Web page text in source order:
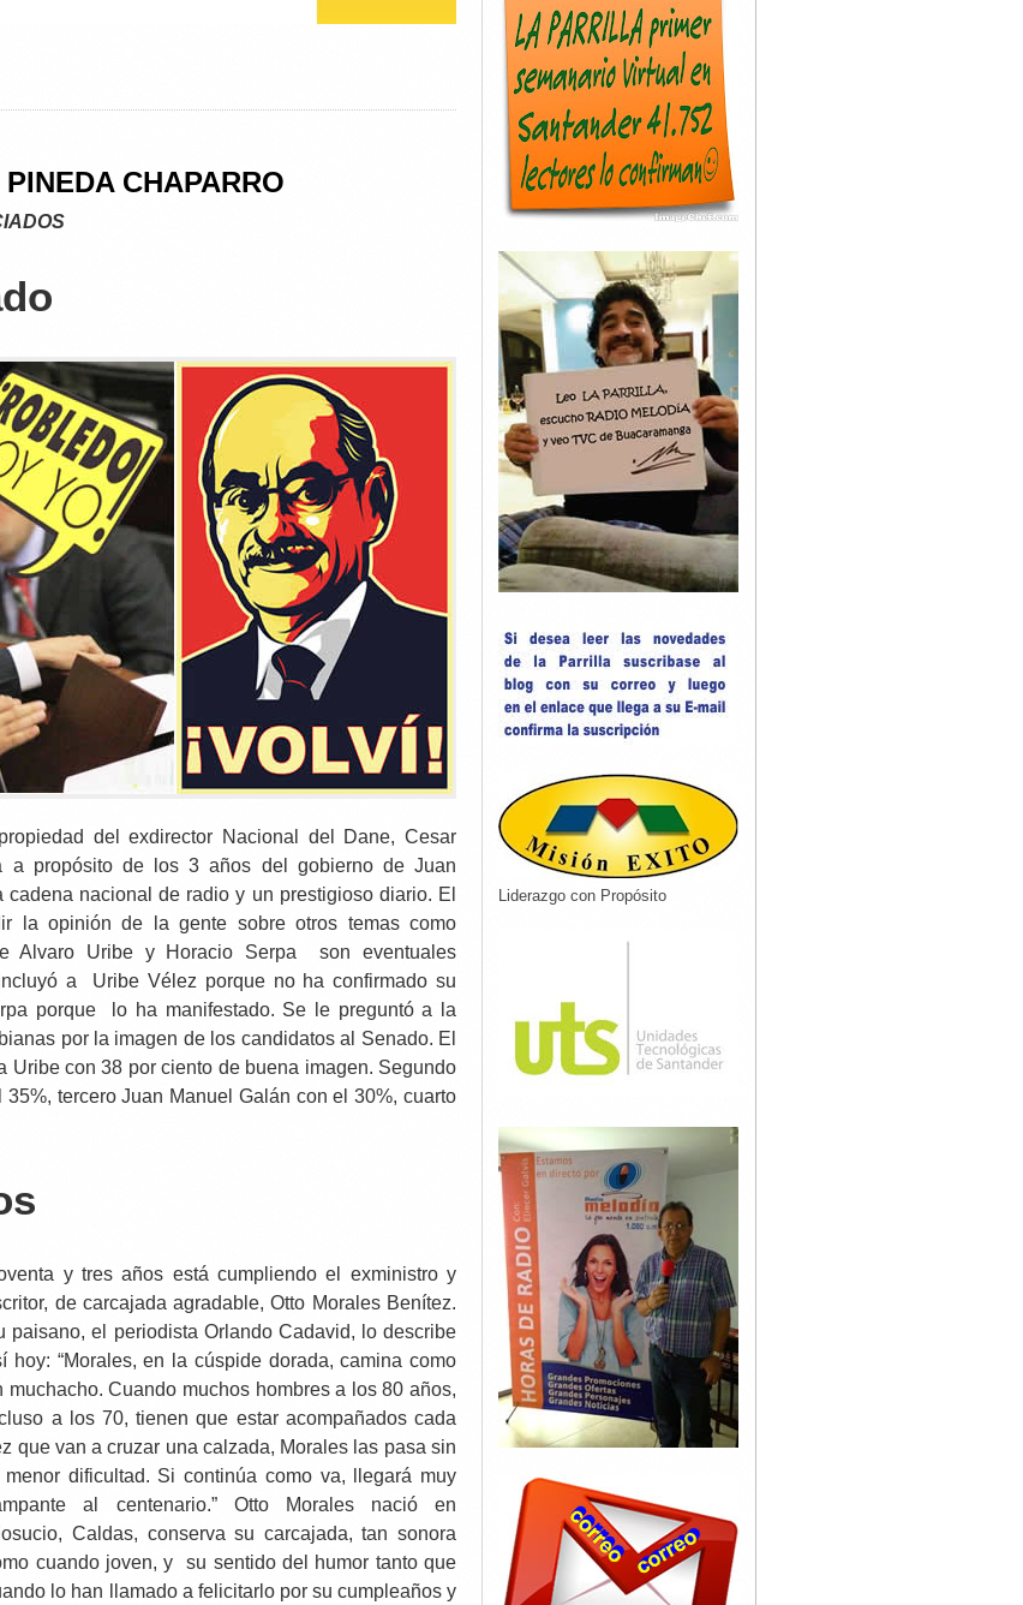
CHAPARRO
del exdirector Nacional del Dane, Cesar
a propósito de los 3 años del gobierno de Juan
cadena nacional de radio y un prestigioso diario. El
la opinión de la gente sobre otros temas como
Alvaro Uribe y Horacio Serpa son eventuales
a Uribe Vélez porque no ha confirmado su
porque lo ha manifestado. Se le preguntó a la
por la imagen de los candidatos al Senado. El
Uribe con 38 por ciento de buena imagen. Segundo
tercero Juan Manuel Galán con el 30%, cuarto
y tres años está cumpliendo el exministro y
de carcajada agradable, Otto Morales Benítez.
paisano, el periodista Orlando Cadavid, lo describe
hoy: “Morales, en la cúspide dorada, camina como
muchacho. Cuando muchos hombres a los 80 años,
a los 70, tienen que estar acompañados cada
que van a cruzar una calzada, Morales las pasa sin
menor dificultad. Si continúa como va, llegará muy
al centenario.” Otto Morales nació en
Caldas, conserva su carcajada, tan sonora
cuando joven, y su sentido del humor tanto que
lo han llamado a felicitarlo por su cumpleaños y
Liderazgo con Propósito